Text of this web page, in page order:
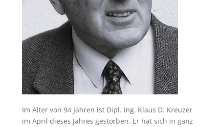
Im Alter von 94 Jahren ist Dipl. Ing. Klaus D. Kreuzer
im April dieses Jahres gestorben. Er hat sich in ganz